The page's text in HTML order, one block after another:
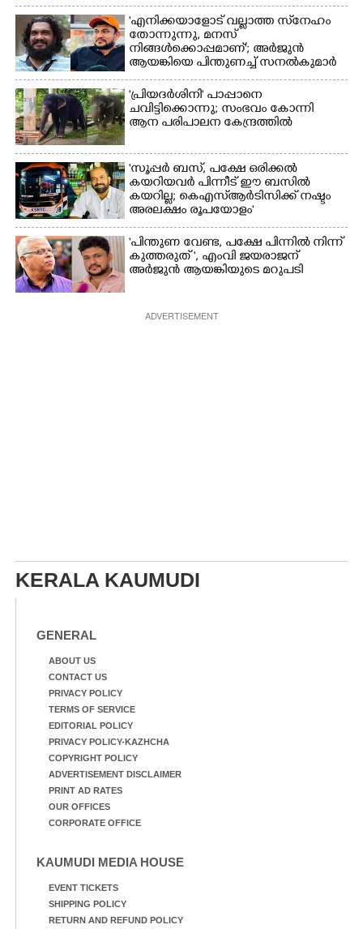
'എനിക്കയാളോട് വല്ലാത്ത സ്‌നേഹം
തോന്നുന്നു, മനസ്
നിങ്ങൾക്കൊപ്പമാണ്'; അർജുൻ
ആയങ്കിയെ പിന്തുണച്ച് സനൽകുമാർ
'പ്രിയദർശിനി' പാപ്പാനെ
ചവിട്ടിക്കൊന്നു; സംഭവം കോന്നി
ആന പരിപാലന കേന്ദ്രത്തിൽ
'സൂപ്പർ ബസ്, പക്ഷേ ഒരിക്കൽ
കയറിയവർ പിന്നീട് ഈ ബസിൽ
കയറില്ല; കെഎസ്ആർടിസിക്ക് നഷ്ടം
അരലക്ഷം രൂപയോളം'
"പിന്തുണ വേണ്ട,​ പക്ഷേ പിന്നിൽ നിന്ന്
കുത്തരുത് ", എംവി ജയരാജന്
അർജുൻ ആയങ്കിയുടെ മറുപടി
ADVERTISEMENT
KERALA KAUMUDI
GENERAL
ABOUT US
CONTACT US
PRIVACY POLICY
TERMS OF SERVICE
EDITORIAL POLICY
PRIVACY POLICY-KAZHCHA
COPYRIGHT POLICY
ADVERTISEMENT DISCLAIMER
PRINT AD RATES
OUR OFFICES
CORPORATE OFFICE
KAUMUDI MEDIA HOUSE
EVENT TICKETS
SHIPPING POLICY
RETURN AND REFUND POLICY